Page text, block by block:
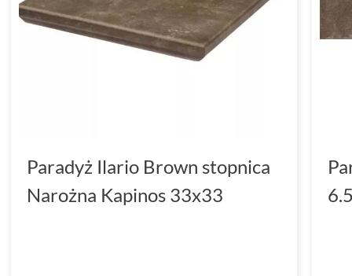
Paradyż Ilario Brown stopnica
Narożna Kapinos 33x33